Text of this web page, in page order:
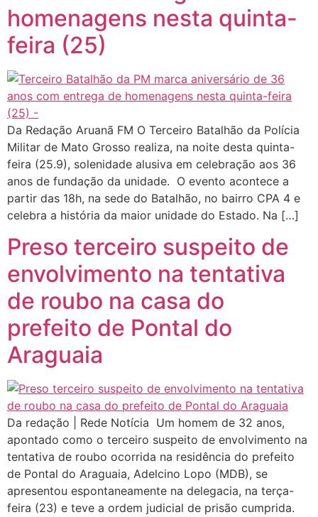
homenagens nesta quinta-
feira (25)
Da Redação Aruanã FM O Terceiro Batalhão da Polícia
Militar de Mato Grosso realiza, na noite desta quinta-
feira (25.9), solenidade alusiva em celebração aos 36
anos de fundação da unidade. O evento acontece a
partir das 18h, na sede do Batalhão, no bairro CPA 4 e
celebra a história da maior unidade do Estado. Na […]
Preso terceiro suspeito de
envolvimento na tentativa
de roubo na casa do
prefeito de Pontal do
Araguaia
Da redação | Rede Notícia Um homem de 32 anos,
apontado como o terceiro suspeito de envolvimento na
tentativa de roubo ocorrida na residência do prefeito
de Pontal do Araguaia, Adelcino Lopo (MDB), se
apresentou espontaneamente na delegacia, na terça-
feira (23) e teve a ordem judicial de prisão cumprida.